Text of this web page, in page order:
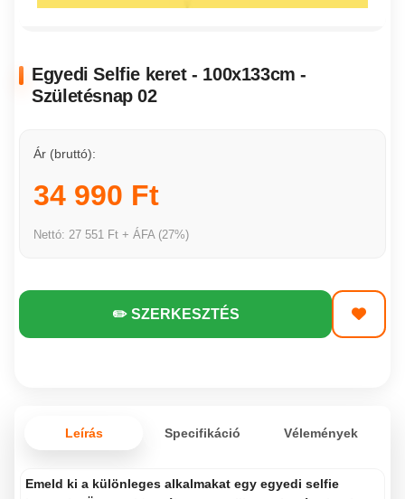
Egyedi Selfie keret - 100x133cm -
Születésnap 02
Ár (bruttó):
34 990 Ft
Nettó: 27 551 Ft + ÁFA (27%)
✏️ SZERKESZTÉS
Leírás Specifikáció Vélemények
Emeld ki a különleges alkalmakat egy egyedi selfie